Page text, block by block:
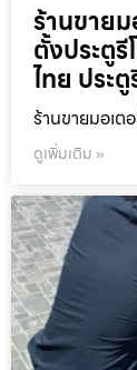
ร้านขายม
ตั้งประตู
ไทย ประ
ร้านขายมอเต
ดูเพิ่มเติม »